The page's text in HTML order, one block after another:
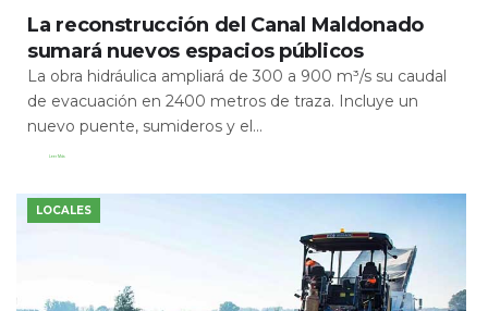
La reconstrucción del Canal Maldonado
sumará nuevos espacios públicos
La obra hidráulica ampliará de 300 a 900 m³/s su caudal
de evacuación en 2400 metros de traza. Incluye un
nuevo puente, sumideros y el...
Leer Más
LOCALES